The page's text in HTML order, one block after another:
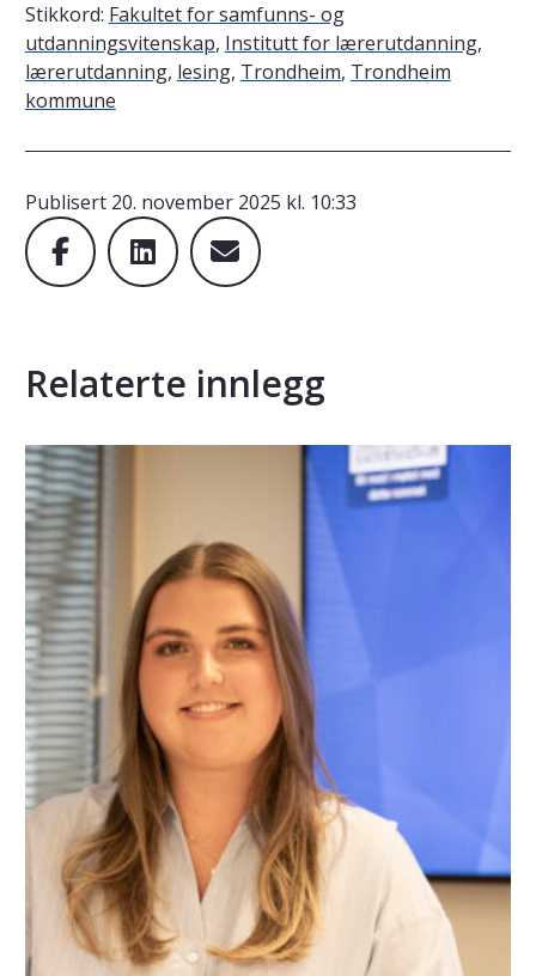
Stikkord: Fakultet for samfunns- og
utdanningsvitenskap, Institutt for lærerutdanning,
lærerutdanning, lesing, Trondheim, Trondheim
kommune
Publisert 20. november 2025 kl. 10:33
Relaterte innlegg